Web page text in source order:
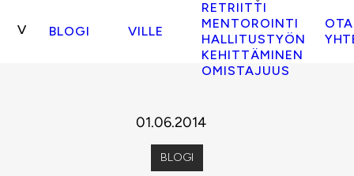
BLOGI VILLE
RETRIITTI
MENTOROINTI
HALLITUSTYÖN
KEHITTÄMINEN
OMISTAJUUS
OTA
01.06.2014
BLOGI